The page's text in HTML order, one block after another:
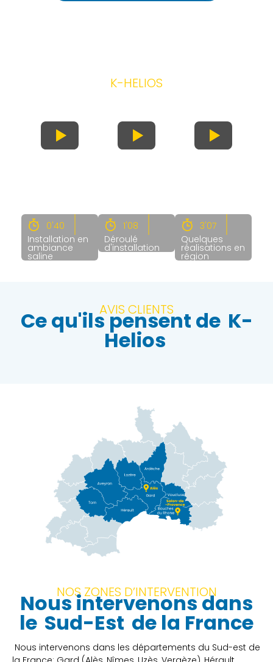
K-HELIOS
K-Heliosen vidéo
0'40
Installation en
ambiance
saline
1'08
Déroulé
d'installation
3'07
Quelques
réalisations en
région
AVIS CLIENTS
Ce qu'ils pensent de K-
Helios
NOS ZONES D’INTERVENTION
Nous intervenons dans
le Sud-Est de la France
Nous intervenons dans les départements du Sud-est de